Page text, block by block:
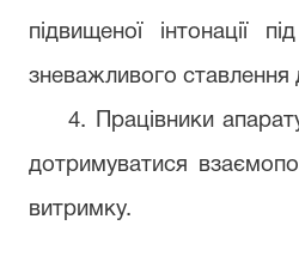
підвищеної інтонації
зневажливого ставлення
4. Працівники
дотримуватися
витримку.